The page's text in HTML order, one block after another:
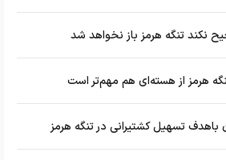
نکند تنگه هرمز باز نخواهد شد
هرمز از هسته‌ای هم مهم‌تر است
باهدف تسهیل کشتیرانی در تنگه هرمز